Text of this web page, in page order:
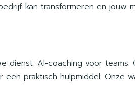
kan transformeren en jouw
dienst: AI-coaching voor
praktisch hulpmiddel. Onze